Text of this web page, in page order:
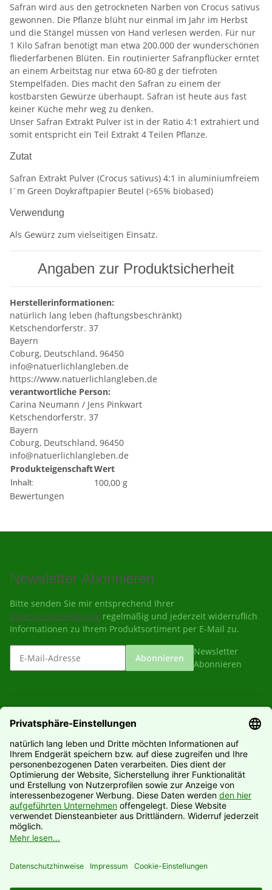
Safran wird aus den getrockneten Narben von Crocus sativus
gewonnen. Die Pflanze blüht nur einmal im Jahr im Herbst
und die Stängel müssen von Hand verlesen werden. Für nur
1 Kilo Safran benötigt man etwa 200.000 der wunderschönen
fliederfarbenen Blüten. Ein routinierter Safranpflücker erntet
an einem Arbeitstag nur etwa 60-80 g der tiefroten
Stempelfäden. Dies macht den Safran zu einem der
kostbarsten Gewürze überhaupt. Safran ist heute aus fast
keiner Küche mehr weg zu denken.
Unser Safran Extrakt Pulver ist in der Ratio 4:1 extrahiert und
somit entspricht ein Teil Extrakt 4 Teilen Pflanze.
Zutat
Safran Extrakt Pulver (Crocus sativus) 4:1 in aluminiumfreiem
I´m Green Doykraftpapier Beutel (>65% biobased)
Verwendung
Als Gewürz zum vielseitigen Einsatz.
Angaben zur Produktsicherheit
Herstellerinformationen:
natürlich lang leben (haftungsbeschränkt)
Ketschendorferstr. 37
Bayern
Coburg, Deutschland, 96450
info@natuerlichlangleben.de
https://www.natuerlichlangleben.de
verantwortliche Person:
Carina Neumann / Jens Pinkwart
Ketschendorferstr. 37
Bayern
Coburg, Deutschland, 96450
info@natuerlichlangleben.de
ProdukteigenschaftWert
Inhalt:
100,00 g
Bewertungen
Newsletter Abonnieren
Bitte senden Sie mir entsprechend Ihrer
Datenschutzerklärung regelmäßig und jederzeit widerruflich
Informationen zu Ihrem Produktsortiment per E-Mail zu.
Abonnieren
Newsletter
Abonnieren
Informationen
Hersteller
Vertrag widerrufen